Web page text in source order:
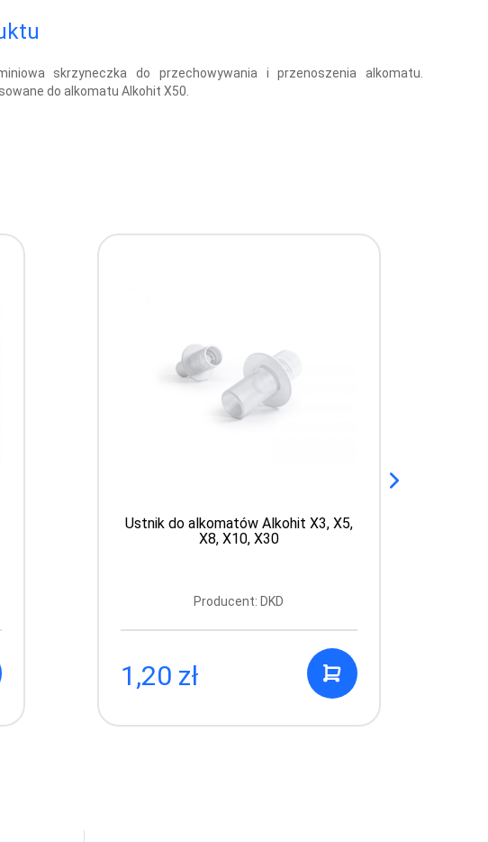
skrzyneczka do przechowywania i przenoszenia alkomatu.
do alkomatu Alkohit X50.
Ustnik do alkomatów Alkohit X3, X5,
X8, X10, X30
Producent: DKD
1,20 zł